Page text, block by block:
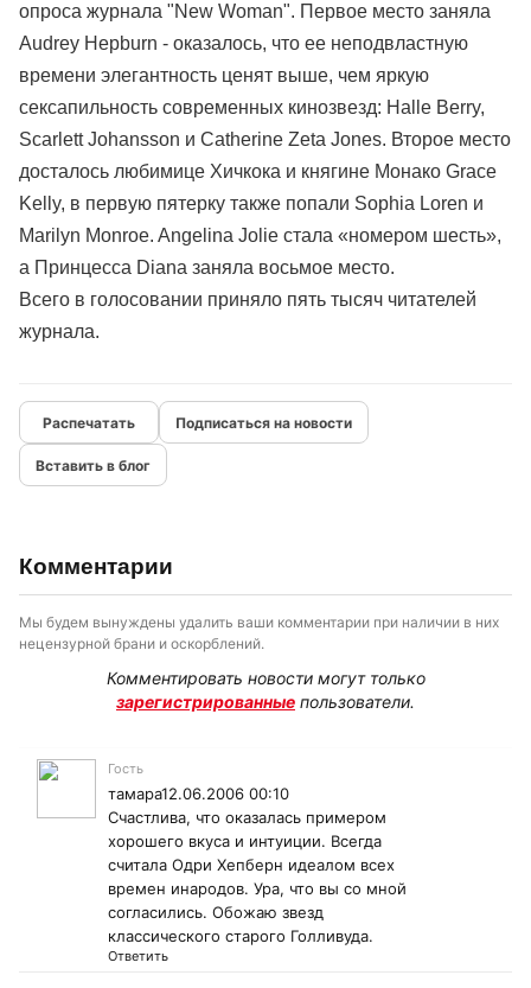
опроса журнала "New Woman". Первое место заняла
Audrey Hepburn - оказалось, что ее неподвластную
времени элегантность ценят выше, чем яркую
сексапильность современных кинозвезд: Halle Berry,
Scarlett Johansson и Catherine Zeta Jones. Второе место
досталось любимице Хичкока и княгине Монако Grace
Kelly, в первую пятерку также попали Sophia Loren и
Marilyn Monroe. Angelina Jolie стала «номером шесть»,
а Принцесса Diana заняла восьмое место.
Всего в голосовании приняло пять тысяч читателей
журнала.
Подписаться на новости
Вставить в блог
Комментарии
Мы будем вынуждены удалить ваши комментарии при наличии в них
нецензурной брани и оскорблений.
Комментировать новости могут только
зарегистрированные пользователи.
Гость
тамара12.06.2006 00:10
Счастлива, что оказалась примером
хорошего вкуса и интуиции. Всегда
считала Одри Хепберн идеалом всех
времен инародов. Ура, что вы со мной
согласились. Обожаю звезд
классического старого Голливуда.
Ответить